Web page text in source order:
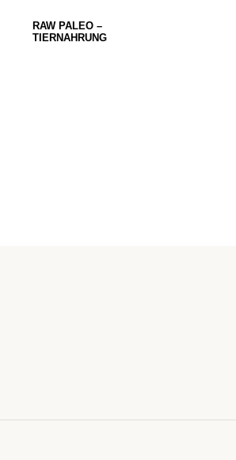
RAW PALEO –
TIERNAHRUNG